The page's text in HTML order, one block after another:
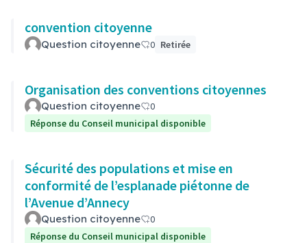
convention citoyenne
Question citoyenne 0 Retirée
Organisation des conventions citoyennes
Question citoyenne
0
Réponse du Conseil municipal disponible
Sécurité des populations et mise en
conformité de l’esplanade piétonne de
l’Avenue d’Annecy
Question citoyenne
0
Réponse du Conseil municipal disponible